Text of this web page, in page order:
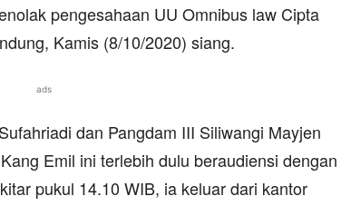
pengesahaan UU Omnibus law Cipta
Kamis (8/10/2020) siang.
ads
dan Pangdam III Siliwangi Mayjen
Emil ini terlebih dulu beraudiensi dengan
pukul 14.10 WIB, ia keluar dari kantor